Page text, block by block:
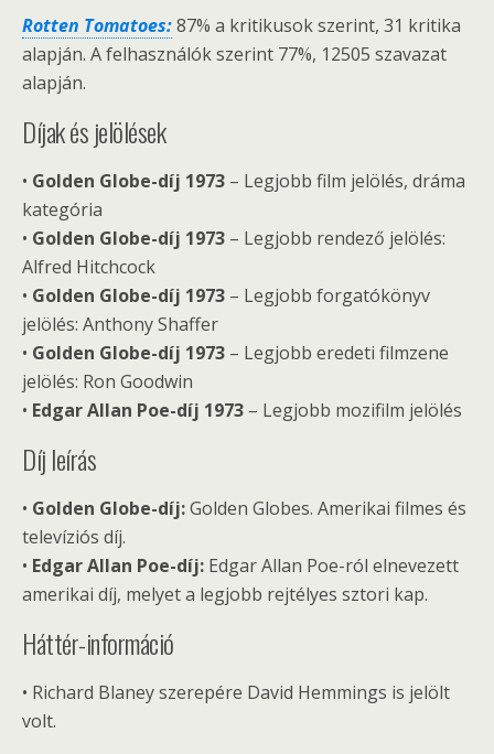
Rotten Tomatoes:87% a kritikusok szerint, 31 kritika
alapján. A felhasználók szerint 77%, 12505 szavazat
alapján.
Díjak és jelölések
• Golden Globe-díj 1973 – Legjobb film jelölés, dráma
kategória
• Golden Globe-díj 1973 – Legjobb rendező jelölés:
Alfred Hitchcock
• Golden Globe-díj 1973 – Legjobb forgatókönyv
jelölés: Anthony Shaffer
• Golden Globe-díj 1973 – Legjobb eredeti filmzene
jelölés: Ron Goodwin
• Edgar Allan Poe-díj 1973 – Legjobb mozifilm jelölés
Díj leírás
• Golden Globe-díj:Golden Globes. Amerikai filmes és
televíziós díj.
• Edgar Allan Poe-díj: Edgar Allan Poe-ról elnevezett
amerikai díj, melyet a legjobb rejtélyes sztori kap.
Háttér-információ
• Richard Blaney szerepére David Hemmings is jelölt
volt.